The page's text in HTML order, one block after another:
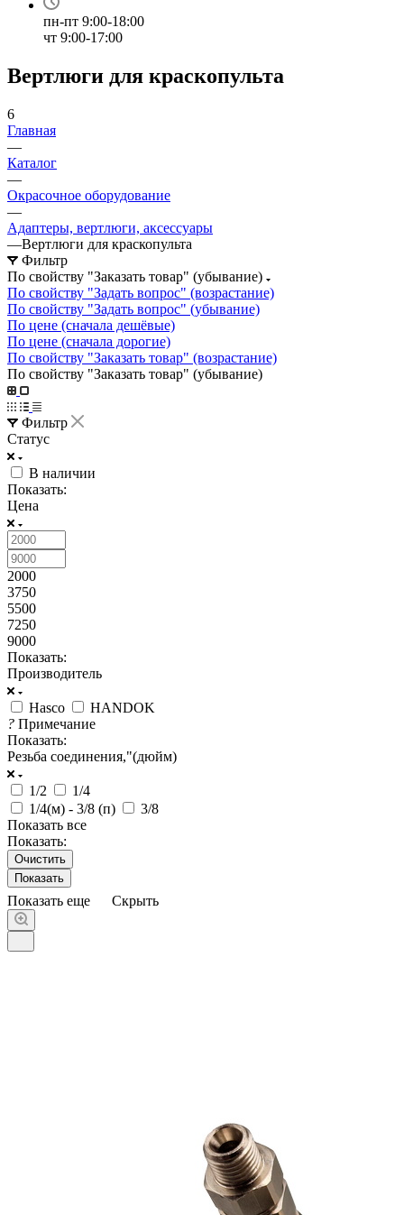
пн-пт 9:00-18:00
чт 9:00-17:00
Вертлюги для краскопульта
6
Главная
—
Каталог
—
Окрасочное оборудование
—
Адаптеры, вертлюги, аксессуары
—Вертлюги для краскопульта
Фильтр
По свойству "Заказать товар" (убывание)
По свойству "Задать вопрос" (возрастание)
По свойству "Задать вопрос" (убывание)
По цене (сначала дешёвые)
По цене (сначала дорогие)
По свойству "Заказать товар" (возрастание)
По свойству "Заказать товар" (убывание)
Фильтр
Статус
В наличии
Показать:
Цена
2000
3750
5500
7250
9000
Показать:
Производитель
Hasco
HANDOK
? Примечание
Показать:
Резьба соединения,"(дюйм)
1/2
1/4
1/4(м) - 3/8 (п)
3/8
Показать все
Показать:
Очистить
Показать еще Скрыть